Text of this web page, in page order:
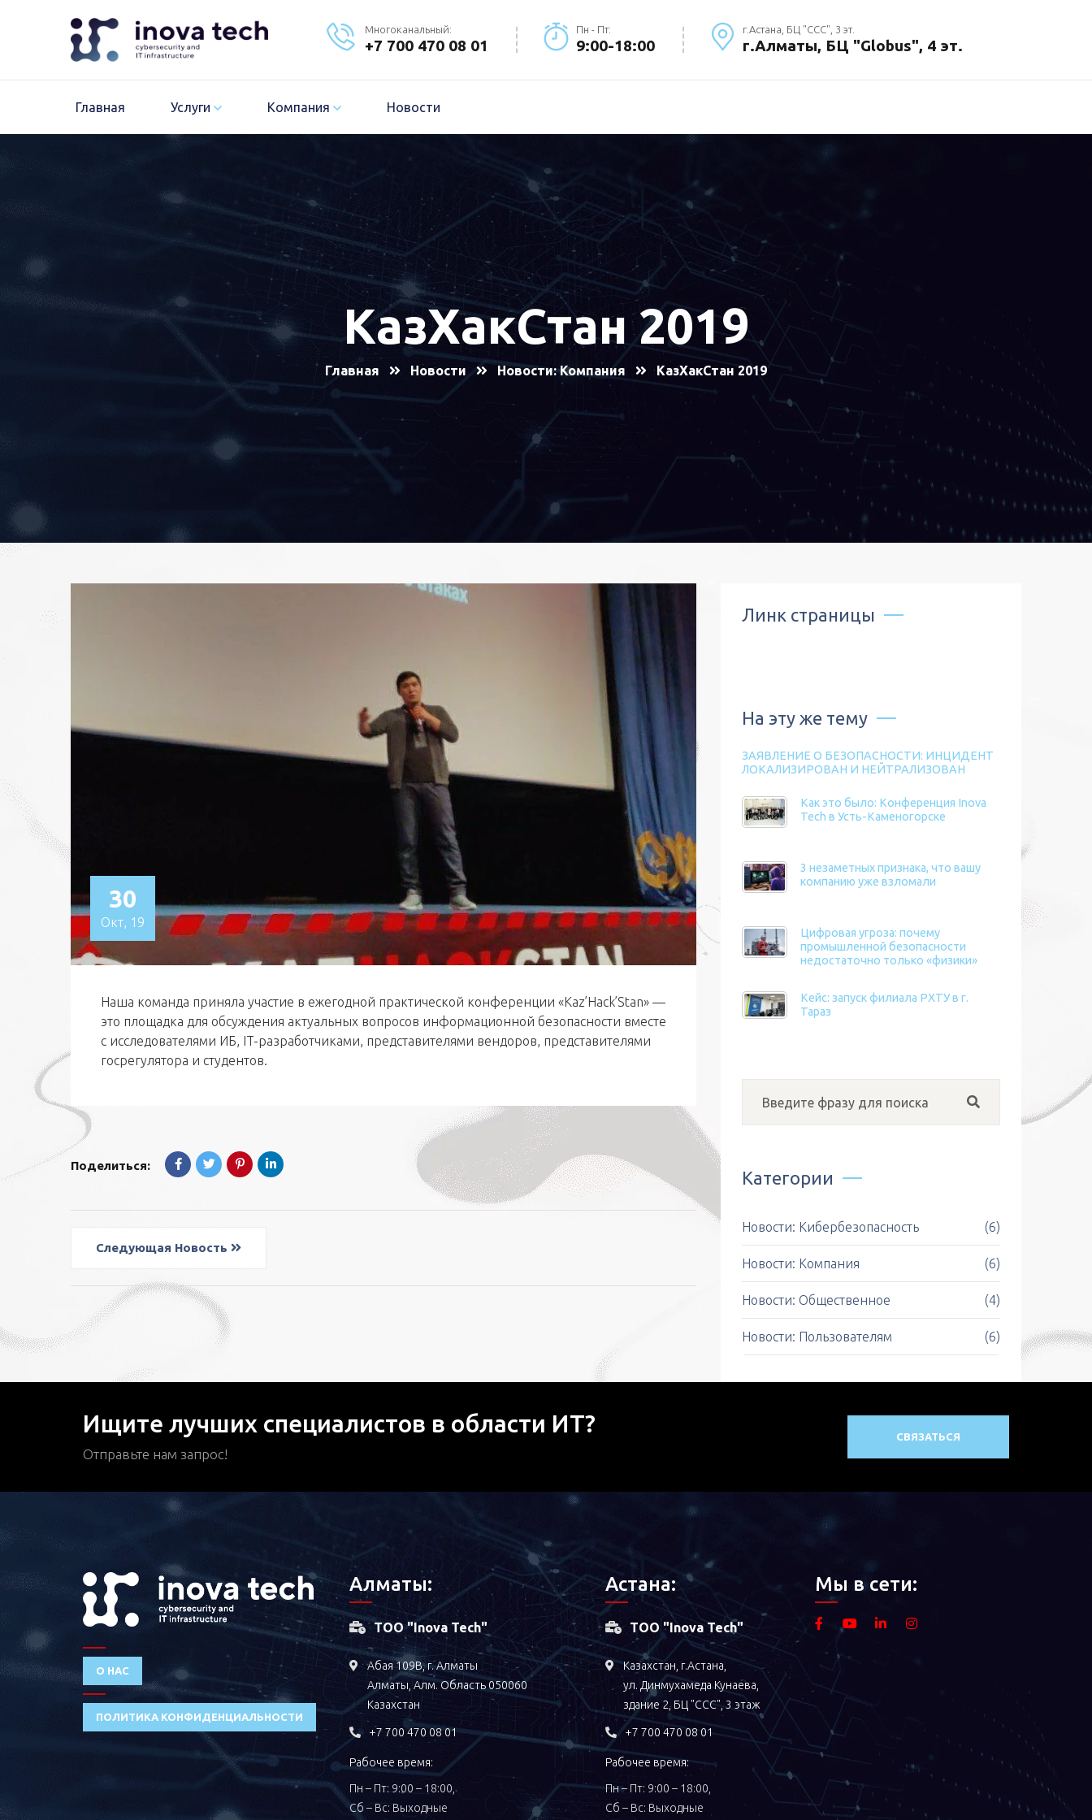
Многоканальный:
+7 700 470 08 01
Пн - Пт:
9:00-18:00
г.Астана, БЦ "ССС", 3 эт.
г.Алматы, БЦ "Globus", 4 эт.
Главная Услуги Компания Новости
KазХакСтан 2019
Главная Новости Новости: Компания KазХакСтан 2019
30
Окт, 19
Наша команда приняла участие в ежегодной практической конференции «Kaz’Hack’Stan» —
это площадка для обсуждения актуальных вопросов информационной безопасности вместе
с исследователями ИБ, IT-разработчиками, представителями вендоров, представителями
госрегулятора и студентов.
Поделиться:
Следующая Новость
Линк страницы
На эту же тему
ЗАЯВЛЕНИЕ О БЕЗОПАСНОСТИ: ИНЦИДЕНТ
ЛОКАЛИЗИРОВАН И НЕЙТРАЛИЗОВАН
Как это было: Конференция Inova
Tech в Усть-Каменогорске
3 незаметных признака, что вашу
компанию уже взломали
Цифровая угроза: почему
промышленной безопасности
недостаточно только «физики»
Кейс: запуск филиала РХТУ в г.
Тараз
Категории
Новости: Кибербезопасность (6)
Новости: Компания (6)
Новости: Общественное (4)
Новости: Пользователям (6)
Ищите лучших специалистов в области ИТ?
Отправьте нам запрос!
СВЯЗАТЬСЯ
О НАС
ПОЛИТИКА КОНФИДЕНЦИАЛЬНОСТИ
Алматы:
ТОО "Inova Tech"
Абая 109В, г. Алматы
Алматы, Алм. Область 050060
Казахстан
+7 700 470 08 01
Рабочее время:
Пн – Пт: 9:00 – 18:00,
Сб – Вс: Выходные
Астана:
ТОО "Inova Tech"
Казахстан, г.Астана,
ул. Динмухамеда Кунаева,
здание 2, БЦ "ССС", 3 этаж
+7 700 470 08 01
Рабочее время:
Пн – Пт: 9:00 – 18:00,
Сб – Вс: Выходные
Мы в сети: